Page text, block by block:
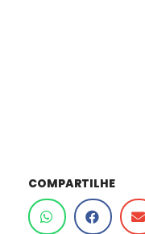
COMPARTILHE